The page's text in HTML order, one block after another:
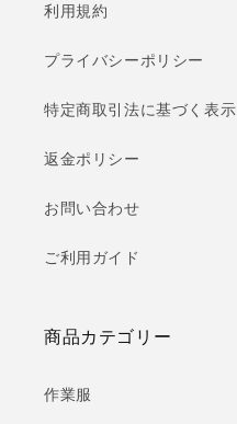
利用規約
プライバシーポリシー
特定商取引法に基づく表示
返金ポリシー
お問い合わせ
ご利用ガイド
商品カテゴリー
作業服